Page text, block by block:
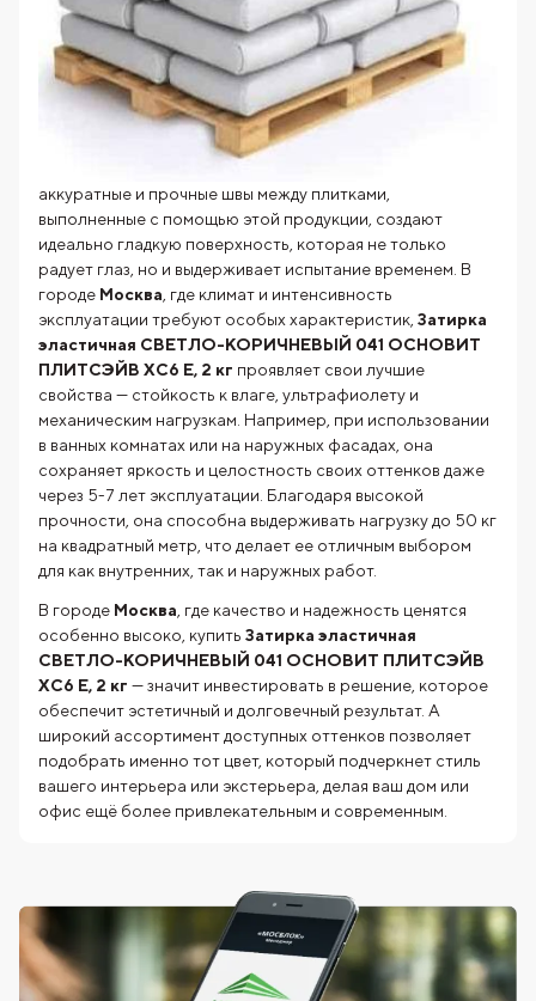
аккуратные и прочные швы между плитками,
выполненные с помощью этой продукции, создают
идеально гладкую поверхность, которая не только
радует глаз, но и выдерживает испытание временем. В
городе Москва , где климат и интенсивность
эксплуатации требуют особых характеристик, Затирка
эластичная СВЕТЛО-КОРИЧНЕВЫЙ 041 ОСНОВИТ
ПЛИТСЭЙВ XC6 E, 2 кг проявляет свои лучшие
свойства — стойкость к влаге, ультрафиолету и
механическим нагрузкам. Например, при использовании
в ванных комнатах или на наружных фасадах, она
сохраняет яркость и целостность своих оттенков даже
через 5-7 лет эксплуатации. Благодаря высокой
прочности, она способна выдерживать нагрузку до 50 кг
на квадратный метр, что делает ее отличным выбором
для как внутренних, так и наружных работ.
В городе Москва , где качество и надежность ценятся
особенно высоко, купить Затирка эластичная
СВЕТЛО-КОРИЧНЕВЫЙ 041 ОСНОВИТ ПЛИТСЭЙВ
XC6 E, 2 кг — значит инвестировать в решение, которое
обеспечит эстетичный и долговечный результат. А
широкий ассортимент доступных оттенков позволяет
подобрать именно тот цвет, который подчеркнет стиль
вашего интерьера или экстерьера, делая ваш дом или
офис ещё более привлекательным и современным.